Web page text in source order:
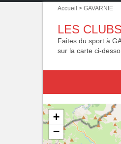
Accueil > GAVARNIE
LES
Faites du sport à
sur la carte ci-
+
−